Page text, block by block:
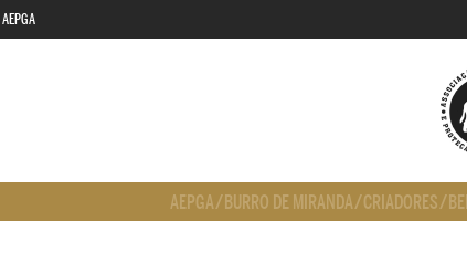
AEPGA
AEPGA/ BURRO DE MIRANDA/CRIADORES/